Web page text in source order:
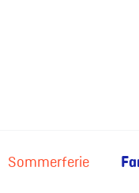
Sommerferie